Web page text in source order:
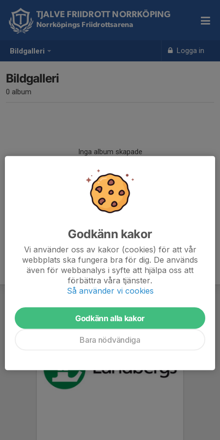
Bildgalleri Logga in
TJALVE FRIIDROTT NORRKÖPING
Norrköpings Friidrottsarena
Bildgalleri
0 album
Inga album skapade
Godkänn kakor
Vi använder oss av kakor (cookies) för att vår
webbplats ska fungera bra för dig. De används
även för webbanalys i syfte att hjälpa oss att
förbättra våra tjänster.
Så använder vi cookies
Godkänn alla kakor
Bara nödvändiga